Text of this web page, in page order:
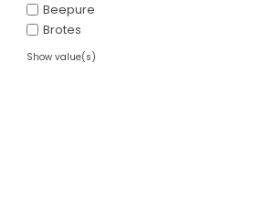
Beepure
Brotes
Show value(s)